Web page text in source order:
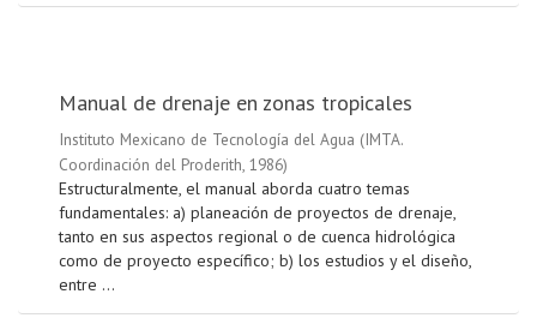
Manual de drenaje en zonas tropicales
Instituto Mexicano de Tecnología del Agua (IMTA.
Coordinación del Proderith, 1986)
Estructuralmente, el manual aborda cuatro temas
fundamentales: a) planeación de proyectos de drenaje,
tanto en sus aspectos regional o de cuenca hidrológica
como de proyecto específico; b) los estudios y el diseño,
entre ...